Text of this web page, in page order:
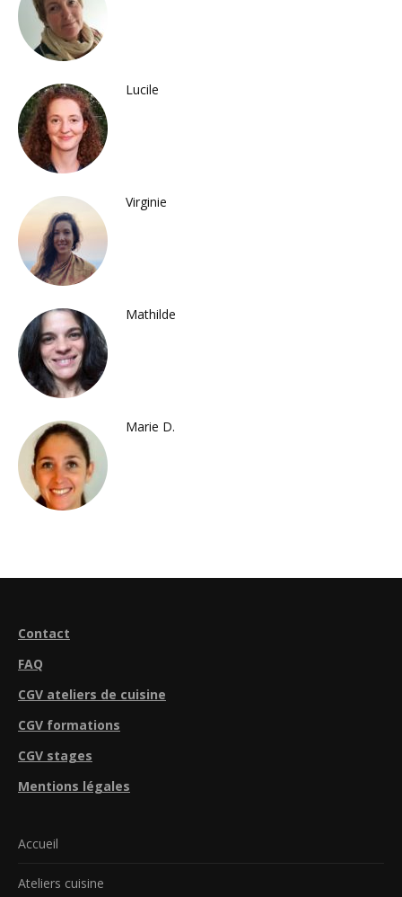
Lucile
Virginie
Mathilde
Marie D.
Contact
FAQ
CGV ateliers de cuisine
CGV formations
CGV stages
Mentions légales
Accueil
Ateliers cuisine